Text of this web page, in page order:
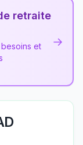
retraite
et
→